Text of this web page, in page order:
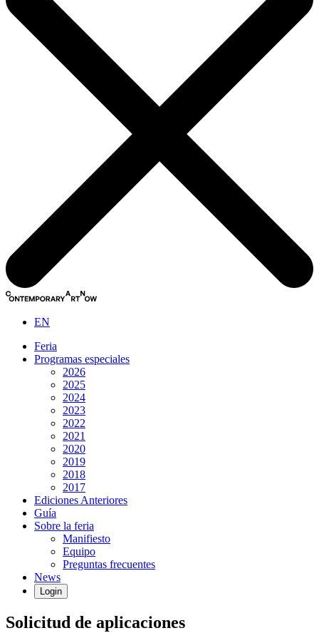
EN
Feria
Programas especiales
2026
2025
2024
2023
2022
2021
2020
2019
2018
2017
Ediciones Anteriores
Guía
Sobre la feria
Manifiesto
Equipo
Preguntas frecuentes
News
Login
Solicitud de aplicaciones